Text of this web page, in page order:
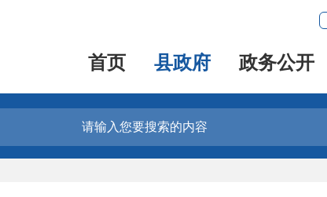
首页 县政府 政务公开